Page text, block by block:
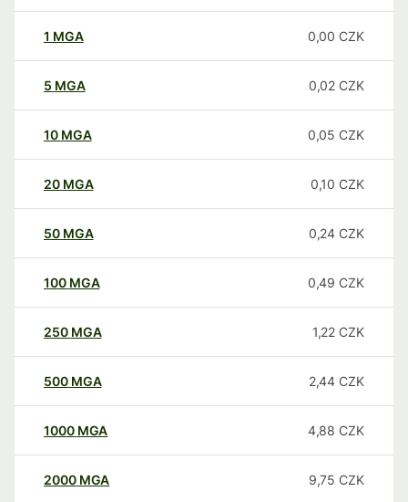
1 MGA 0,00 CZK
5 MGA 0,02 CZK
10 MGA 0,05 CZK
20 MGA 0,10 CZK
50 MGA 0,24 CZK
100 MGA 0,49 CZK
250 MGA 1,22 CZK
500 MGA 2,44 CZK
1000 MGA 4,88 CZK
2000 MGA 9,75 CZK